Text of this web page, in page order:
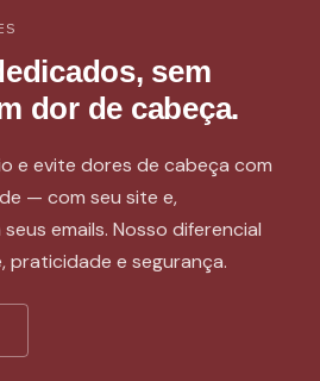
sem
dor de cabeça.
e evite dores de cabeça com
— com seu site e,
emails. Nosso diferencial
praticidade e segurança.